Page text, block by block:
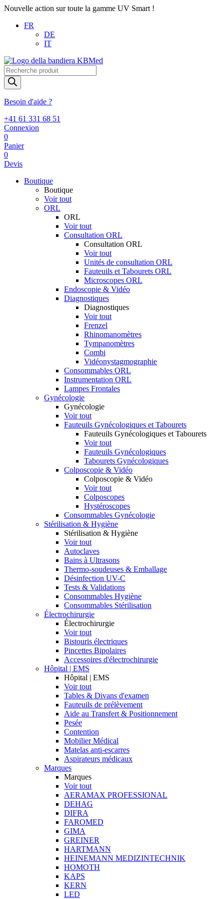
Nouvelle action sur toute la gamme UV Smart !
FR
DE
IT
Recherche
de
produits
Besoin d'aide ?
+41 61 331 68 51
Connexion
0
Panier
0
Devis
Boutique
Boutique
Voir tout
ORL
ORL
Voir tout
Consultation ORL
Consultation ORL
Voir tout
Unités de consultation ORL
Fauteuils et Tabourets ORL
Microscopes ORL
Endoscopie & Vidéo
Diagnostiques
Diagnostiques
Voir tout
Frenzel
Rhinomanomètres
Tympanomètres
Combi
Vidéonystagmographie
Consommables ORL
Instrumentation ORL
Lampes Frontales
Gynécologie
Gynécologie
Voir tout
Fauteuils Gynécologiques et Tabourets
Fauteuils Gynécologiques et Tabourets
Voir tout
Fauteuils Gynécologiques
Tabourets Gynécologiques
Colposcopie & Vidéo
Colposcopie & Vidéo
Voir tout
Colposcopes
Hystéroscopes
Consommables Gynécologie
Stérilisation & Hygiène
Stérilisation & Hygiène
Voir tout
Autoclaves
Bains à Ultrasons
Thermo-soudeuses & Emballage
Désinfection UV-C
Tests & Validations
Consommables Hygiène
Consommables Stérilisation
Électrochirurgie
Électrochirurgie
Voir tout
Bistouris électriques
Pincettes Bipolaires
Accessoires d'électrochirurgie
Hôpital | EMS
Hôpital | EMS
Voir tout
Tables & Divans d'examen
Fauteuils de prélèvement
Aide au Transfert & Positionnement
Pesée
Contention
Mobilier Médical
Matelas anti-escarres
Aspirateurs médicaux
Marques
Marques
Voir tout
AERAMAX PROFESSIONAL
DEHAG
DIFRA
FAROMED
GIMA
GREINER
HARTMANN
HEINEMANN MEDIZINTECHNIK
HOMOTH
KAPS
KERN
LED